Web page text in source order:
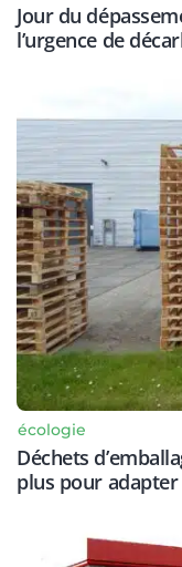
Jour du
l’urgence de
écologie
Déchets
plus pour